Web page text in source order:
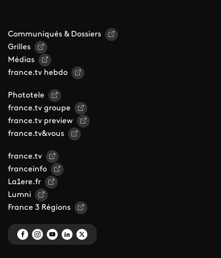
Communiqués & Dossiers
Grilles
Médias
france.tv hebdo
Phototele
france.tv groupe
france.tv preview
france.tv&vous
france.tv
franceinfo
La1ere.fr
Lumni
France 3 Régions